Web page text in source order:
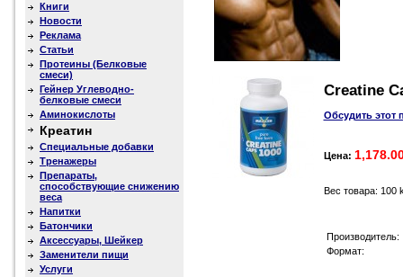
Книги
Новости
Реклама
Статьи
Протеины (Белковые
смеси)
Гейнер Углеводно-
белковые смеси
Аминокислоты
Креатин
Специальные добавки
Тренажеры
Препараты,
способствующие снижению
веса
Напитки
Батончики
Аксессуары, Шейкер
Заменители пищи
Услуги
Creatine
Обсудить этот
Цена:
Вес товара: 100
Производитель:
Формат: